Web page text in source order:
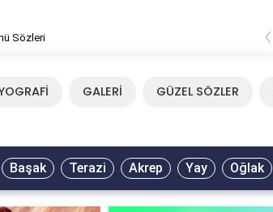
Sözleri ‹
GALERİ GÜZEL SÖZLER
Başak Terazi Akrep Yay Oğlak